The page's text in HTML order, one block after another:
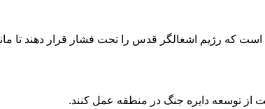
است که رژیم اشغالگر قدس را تحت فشار قرار دهند تا
از توسعه دایره جنگ در منطقه عمل کنند.